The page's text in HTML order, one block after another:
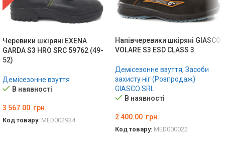
Черевики шкіряні EXENA
GARDA S3 HRO SRC 59762 (49-
52)
Демісезонне взуття
В наявності
3 567.00 грн.
Код товару: MED002934
Напівчеревики шкіряні GIASCO
VOLARE S3 ESD CLASS 3
Демісезонне взуття, Засоби
захисту ніг (Розпродаж)
GIASCO SRL
В наявності
2 400.00 грн.
Код товару: MED000022